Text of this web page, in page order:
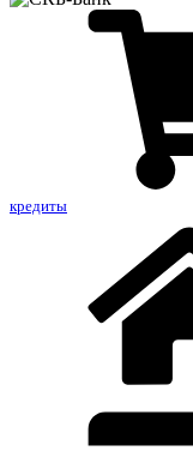
кредиты